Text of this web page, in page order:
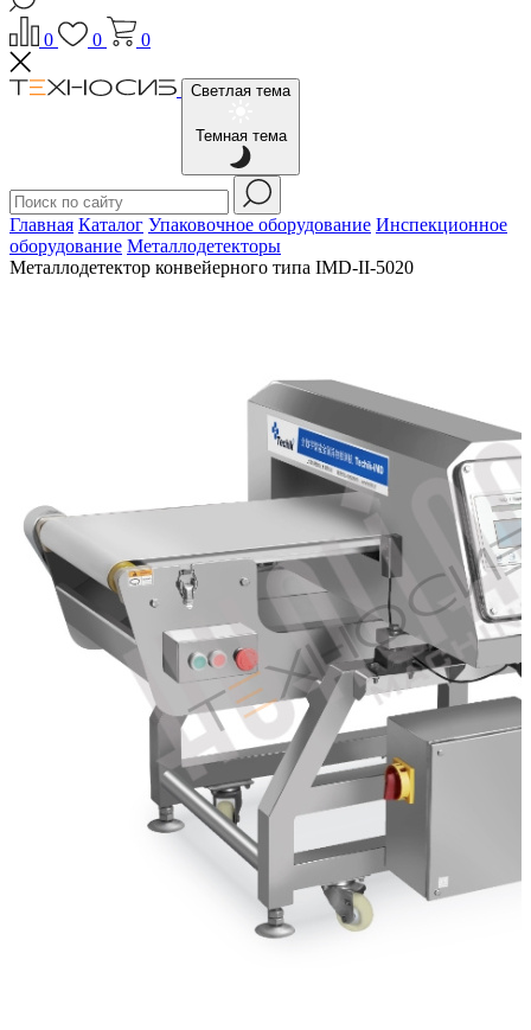
0 0 0
Светлая тема
Темная тема
Главная Каталог Упаковочное оборудование Инспекционное
оборудование Металлодетекторы
Металлодетектор конвейерного типа IMD-II-5020